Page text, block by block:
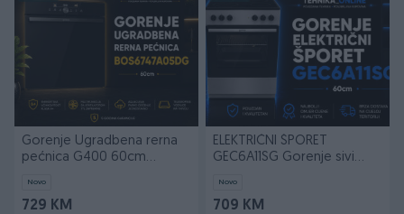
Gorenje Ugradbena rerna
pećnica G400 60cm
Novo
729 KM
ELEKTRIČNI ŠPORET
GEC6A11SG Gorenje sivi
Novo
709 KM